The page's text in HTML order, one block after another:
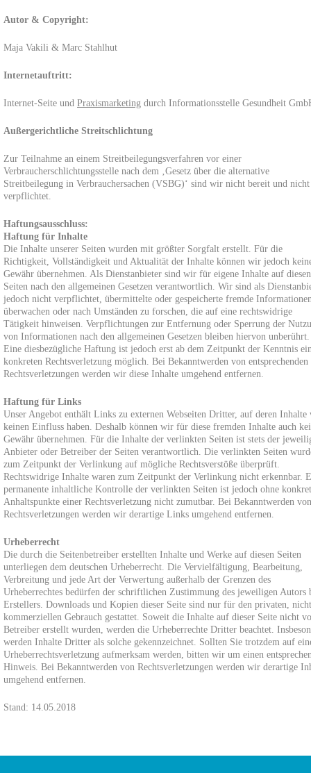
Autor & Copyright:
Maja Vakili & Marc Stahlhut
Internetauftritt:
Internet-Seite und Praxismarketing durch Informationsstelle Gesundheit
Außergerichtliche Streitschlichtung
Zur Teilnahme an einem Streitbeilegungsverfahren vor einer
Verbraucherschlichtungsstelle nach dem ‚Gesetz über die alternative
Streitbeilegung in Verbrauchersachen (VSBG)‘ sind wir nicht bereit und nicht
verpflichtet.
Haftungsausschluss:
Haftung für Inhalte
Die Inhalte unserer Seiten wurden mit größter Sorgfalt erstellt. Für die
Richtigkeit, Vollständigkeit und Aktualität der Inhalte können wir jedoch
Gewähr übernehmen. Als Dienstanbieter sind wir für eigene Inhalte auf diesen
Seiten nach den allgemeinen Gesetzen verantwortlich. Wir sind als
jedoch nicht verpflichtet, übermittelte oder gespeicherte fremde
überwachen oder nach Umständen zu forschen, die auf eine rechtswidrige
Tätigkeit hinweisen. Verpflichtungen zur Entfernung oder Sperrung der
von Informationen nach den allgemeinen Gesetzen bleiben hiervon unberührt.
Eine diesbezügliche Haftung ist jedoch erst ab dem Zeitpunkt der Kenntnis
konkreten Rechtsverletzung möglich. Bei Bekanntwerden von entsprechenden
Rechtsverletzungen werden wir diese Inhalte umgehend entfernen.
Haftung für Links
Unser Angebot enthält Links zu externen Webseiten Dritter, auf deren Inhalte
keinen Einfluss haben. Deshalb können wir für diese fremden Inhalte auch
Gewähr übernehmen. Für die Inhalte der verlinkten Seiten ist stets der
Anbieter oder Betreiber der Seiten verantwortlich. Die verlinkten Seiten
zum Zeitpunkt der Verlinkung auf mögliche Rechtsverstöße überprüft.
Rechtswidrige Inhalte waren zum Zeitpunkt der Verlinkung nicht erkennbar.
permanente inhaltliche Kontrolle der verlinkten Seiten ist jedoch ohne
Anhaltspunkte einer Rechtsverletzung nicht zumutbar. Bei Bekanntwerden von
Rechtsverletzungen werden wir derartige Links umgehend entfernen.
Urheberrecht
Die durch die Seitenbetreiber erstellten Inhalte und Werke auf diesen Seiten
unterliegen dem deutschen Urheberrecht. Die Vervielfältigung, Bearbeitung,
Verbreitung und jede Art der Verwertung außerhalb der Grenzen des
Urheberrechtes bedürfen der schriftlichen Zustimmung des jeweiligen Autors
Erstellers. Downloads und Kopien dieser Seite sind nur für den privaten, nicht
kommerziellen Gebrauch gestattet. Soweit die Inhalte auf dieser Seite nicht
Betreiber erstellt wurden, werden die Urheberrechte Dritter beachtet.
werden Inhalte Dritter als solche gekennzeichnet. Sollten Sie trotzdem auf
Urheberrechtsverletzung aufmerksam werden, bitten wir um einen
Hinweis. Bei Bekanntwerden von Rechtsverletzungen werden wir derartige
umgehend entfernen.
Stand: 14.05.2018